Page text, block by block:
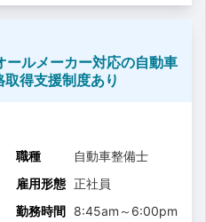
垣根を越え、常に協力しながら
点全体でお客様をフォローする
ールメーカー対応の自動車
得支援制度あり
職種
自動車整備士
雇用形態 正社員
勤務時間 8:45am ～ 6:00pm